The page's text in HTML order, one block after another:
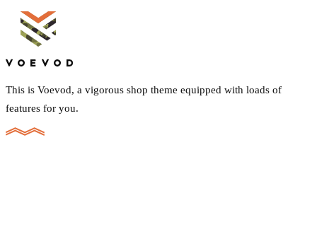
This is Voevod, a vigorous shop theme equipped with loads of
features for you.